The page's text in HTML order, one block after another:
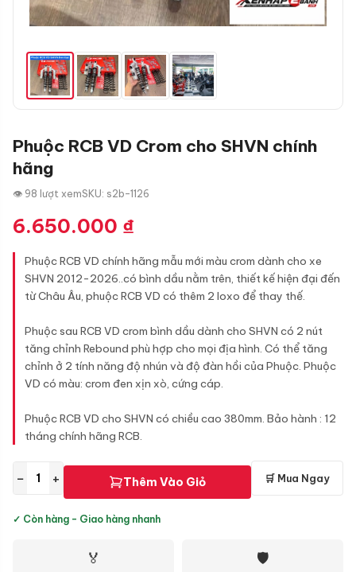
Phuộc RCB VD Crom cho SHVN chính
hãng
👁 98 lượt xemSKU: s2b-1126
6.650.000 ₫
Phuộc RCB VD chính hãng mẫu mới màu crom dành cho xe
SHVN 2012-2026..có bình dầu nằm trên, thiết kế hiện đại đến
từ Châu Âu, phuộc RCB VD có thêm 2 loxo để thay thế.
Phuộc sau RCB VD crom bình dầu dành cho SHVN có 2 nút
tăng chỉnh Rebound phù hợp cho mọi địa hình. Có thể tăng
chỉnh ở 2 tính năng độ nhún và độ đàn hồi của Phuộc. Phuộc
VD có màu: crom đen xịn xò, cứng cáp.
Phuộc RCB VD cho SHVN có chiều cao 380mm. Bảo hành : 12
tháng chính hãng RCB.
− + Thêm Vào Giỏ 🛒 Mua Ngay
✓ Còn hàng - Giao hàng nhanh
🏅 🛡